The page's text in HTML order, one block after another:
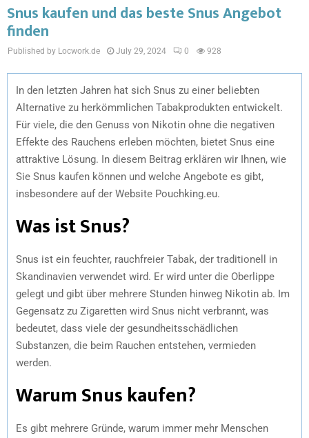
Snus kaufen und das beste Snus Angebot
finden
Published by Locwork.de July 29, 2024 0 928
In den letzten Jahren hat sich Snus zu einer beliebten
Alternative zu herkömmlichen Tabakprodukten entwickelt.
Für viele, die den Genuss von Nikotin ohne die negativen
Effekte des Rauchens erleben möchten, bietet Snus eine
attraktive Lösung. In diesem Beitrag erklären wir Ihnen, wie
Sie Snus kaufen können und welche Angebote es gibt,
insbesondere auf der Website Pouchking.eu.
Was ist Snus?
Snus ist ein feuchter, rauchfreier Tabak, der traditionell in
Skandinavien verwendet wird. Er wird unter die Oberlippe
gelegt und gibt über mehrere Stunden hinweg Nikotin ab. Im
Gegensatz zu Zigaretten wird Snus nicht verbrannt, was
bedeutet, dass viele der gesundheitsschädlichen
Substanzen, die beim Rauchen entstehen, vermieden
werden.
Warum Snus kaufen?
Es gibt mehrere Gründe, warum immer mehr Menschen